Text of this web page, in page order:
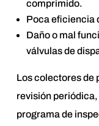
comprimido.
Poca eficiencia
Daño o mal
válvulas de
Los colectores de
revisión
programa de